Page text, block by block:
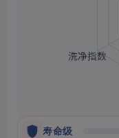
寿命级